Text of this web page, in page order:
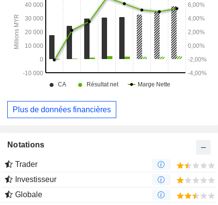
Plus de données financières
Notations
Trader
Investisseur
Globale